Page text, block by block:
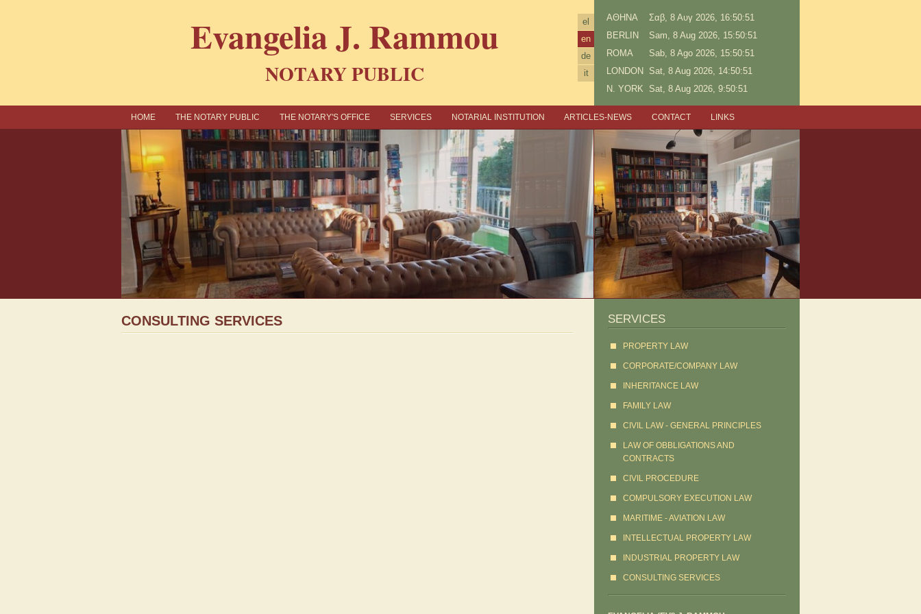
Evangelia J. Rammou
NOTARY PUBLIC
el
en
de
it
ΑΘΗΝΑ
Σαβ, 8 Αυγ 2026, 16:50:51
BERLIN
Sam, 8 Aug 2026, 15:50:51
ROMA
Sab, 8 Ago 2026, 15:50:51
LONDON
Sat, 8 Aug 2026, 14:50:51
N. YORK Sat, 8 Aug 2026, 9:50:51
ΗΟΜΕ THE NOTARY PUBLIC THE NOTARY'S OFFICE SERVICES NOTARIAL INSTITUTION ARTICLES-NEWS CONTACT LINKS
CONSULTING SERVICES SERVICES
PROPERTY LAW
CORPORATE/COMPANY LAW
INHERITANCE LAW
FAMILY LAW
CIVIL LAW - GENERAL PRINCIPLES
LAW OF OBBLIGATIONS AND
CONTRACTS
CIVIL PROCEDURE
COMPULSORY EXECUTION LAW
MARITIME - AVIATION LAW
INTELLECTUAL PROPERTY LAW
INDUSTRIAL PROPERTY LAW
CONSULTING SERVICES